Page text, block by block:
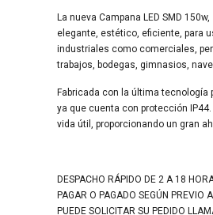
La nueva Campana LED SMD
elegante, estético, eficiente, para
industriales como comerciales,
trabajos, bodegas, gimnasios,
Fabricada con la última
ya que cuenta con protección
vida útil, proporcionando un gran
DESPACHO RÁPIDO DE 2 A 18
PAGAR O PAGADO SEGÚN PREVIO
PUEDE SOLICITAR SU PEDIDO